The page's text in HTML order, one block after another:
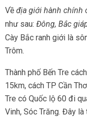
Về địa giới hành chính
như sau: Đông, Bắc
Cày Bắc ranh giới là
Trôm.
Thành phố Bến Tre
15km, cách TP Cần
Tre có Quốc lộ 60 đi
Vinh, Sóc Trăng. Đây